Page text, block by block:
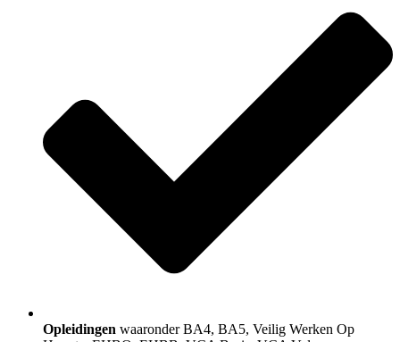
Opleidingen waaronder BA4, BA5, Veilig Werken Op